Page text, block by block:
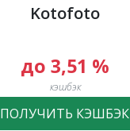
Kotofoto
до 3,51 %
кэшбэк
ПОЛУЧИТЬ КЭШБЭК